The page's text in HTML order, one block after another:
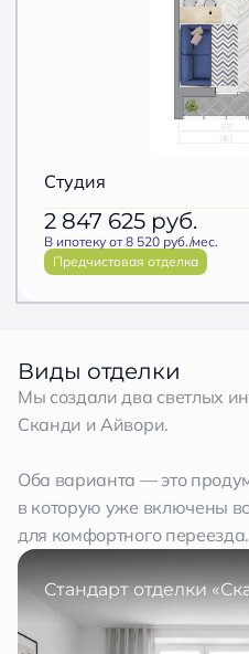
Студия
2 847 625 руб.
В ипотеку от 8 520 руб./мес.
Предчистовая отделка
Виды отделки
Мы создали два светлых
Сканди и Айвори.
Оба варианта — это
в которую уже включены
для комфортного переезда.
Стандарт отделки